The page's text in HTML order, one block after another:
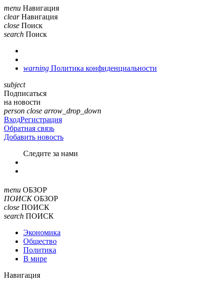
menu Навигация
clear Навигация
close Поиск
search Поиск
warning Политика конфиденциальности
subject
Подписаться
на новости
person close arrow_drop_down
ВходРегистрация
Обратная связь
Добавить новость
Cледите за нами
menu ОБЗОР
ПОИСК ОБЗОР
close ПОИСК
search ПОИСК
Экономика
Общество
Политика
В мире
Навигация